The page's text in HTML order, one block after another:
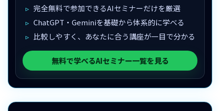
完全無料で参加できるAIセミナーだけを厳選
ChatGPT・Geminiを基礎から体系的に学べる
比較しやすく、あなたに合う講座が一目で分かる
無料で学べるAIセミナー一覧を見る